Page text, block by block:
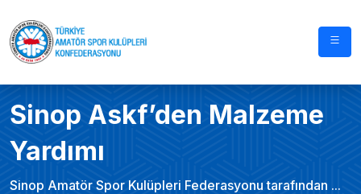
Sinop Askf’den Malzeme
Yardımı
Sinop Amatör Spor Kulüpleri Federasyonu tarafından ...